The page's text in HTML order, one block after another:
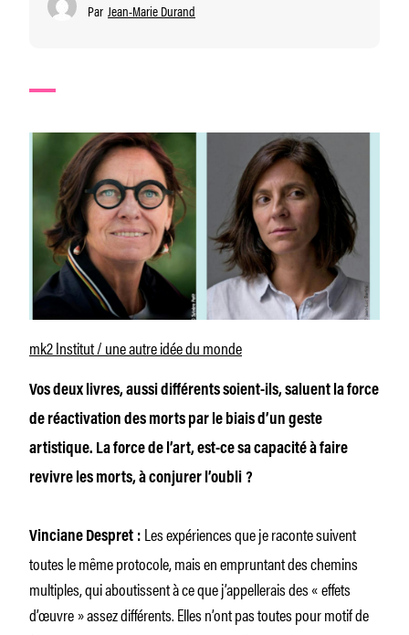
Par Jean-Marie Durand
mk2 Institut / une autre idée du monde
Vos deux livres, aussi différents soient-ils, saluent la force
de réactivation des morts par le biais d’un geste
artistique. La force de l’art, est-ce sa capacité à faire
revivre les morts, à conjurer l’oubli ?
Vinciane Despret : Les expériences que je raconte suivent
toutes le même protocole, mais en empruntant des chemins
multiples, qui aboutissent à ce que j’appellerais des « effets
d’œuvre » assez différents. Elles n’ont pas toutes pour motif de